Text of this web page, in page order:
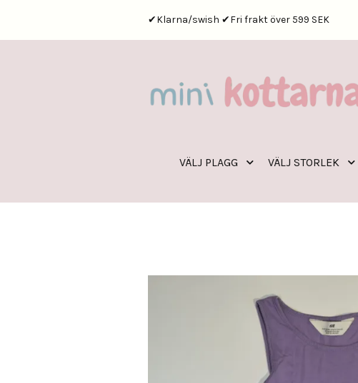
✔Klarna/swish ✔Fri frakt över 599 SEK
VÄLJ PLAGG VÄLJ STORLEK